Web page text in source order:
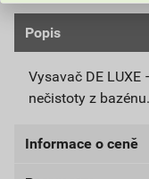
Popis
Vysavač DE
nečistoty z bazénu.
Informace o ceně